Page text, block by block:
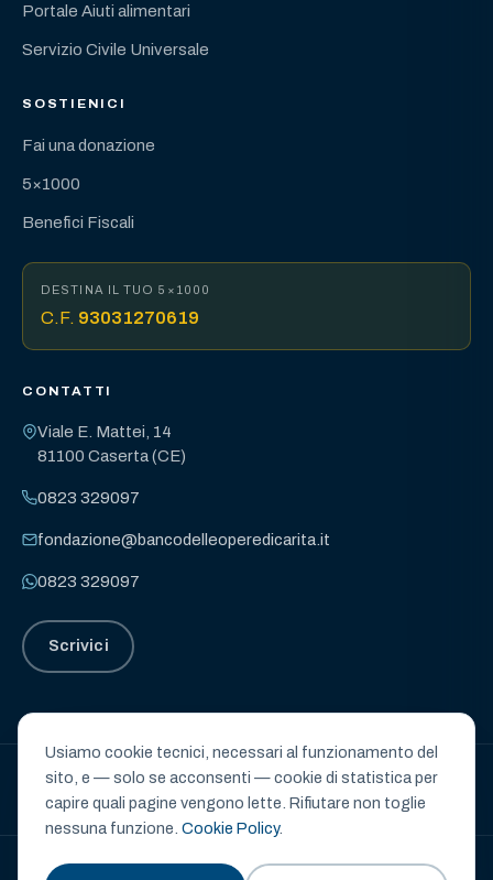
Portale Aiuti alimentari
Servizio Civile Universale
SOSTIENICI
Fai una donazione
5×1000
Benefici Fiscali
DESTINA IL TUO 5×1000
C.F. 93031270619
CONTATTI
Viale E. Mattei, 14
81100 Caserta (CE)
0823 329097
fondazione@bancodelleoperedicarita.it
0823 329097
Scrivici
BANCO DELLE OPERE DI CARITÀ – ETS
© 2026 Banco delle Opere di Carità – ETS
Usiamo cookie tecnici, necessari al funzionamento del
sito, e — solo se acconsenti — cookie di statistica per
capire quali pagine vengono lette. Rifiutare non toglie
nessuna funzione. Cookie Policy.